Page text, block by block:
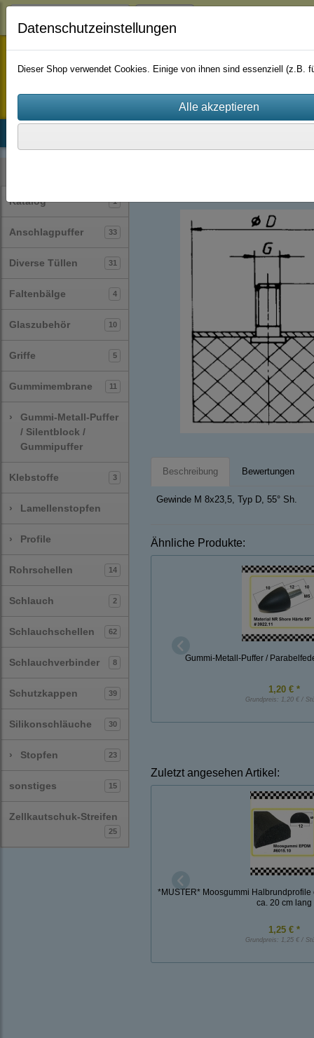
staufenbiel-berlin
Katalog 1
Anschlagpuffer 33
Diverse Tüllen 31
Faltenbälge 4
Glaszubehör 10
Griffe 5
Gummimembrane 11
›
Gummi-Metall-Puffer
/ Silentblock /
Gummipuffer
Klebstoffe 3
› Lamellenstopfen
› Profile
Rohrschellen 14
Schlauch 2
Schlauchschellen 62
Schlauchverbinder 8
Schutzkappen 39
Silikonschläuche 30
› Stopfen 23
sonstiges 15
Zellkautschuk-Streifen
25
Beschreibung Bewertungen
Gewinde M 8x23,5, Typ D, 55° Sh.
Ähnliche Produkte:
Gummi-Metall-Puffer /
1,20 € *
Grundpreis: 1,20 € /
Zuletzt angesehen Artikel:
*MUSTER* Moosgummi
ca. 20 cm lang
1,25 € *
Grundpreis: 1,25 € /
Datenschutzeinstellungen
Dieser Shop verwendet Cookies. Einige von ihnen sind essenziell (z.B.